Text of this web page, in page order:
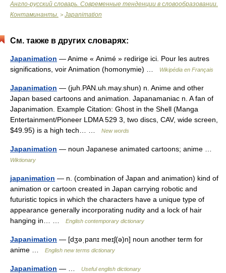
Англо-русский словарь. Современные тенденции в словообразовании.
Контаминанты. > Japanimation
См. также в других словарях:
Japanimation — Anime « Animé » redirige ici. Pour les autres
significations, voir Animation (homonymie) …
Wikipédia en Français
Japanimation — (juh.PAN.uh.may.shun) n. Anime and other
Japan based cartoons and animation. Japanamaniac n. A fan of
Japanimation. Example Citation: Ghost in the Shell (Manga
Entertainment/Pioneer LDMA 529 3, two discs, CAV, wide screen,
$49.95) is a high tech… …
New words
Japanimation — noun Japanese animated cartoons; anime …
Wiktionary
japanimation — n. (combination of Japan and animation) kind of
animation or cartoon created in Japan carrying robotic and
futuristic topics in which the characters have a unique type of
appearance generally incorporating nudity and a lock of hair
hanging in… …
English contemporary dictionary
Japanimation — [dʒəˌpanɪ meɪʃ(ə)n] noun another term for
anime …
English new terms dictionary
Japanimation — … Useful english dictionary